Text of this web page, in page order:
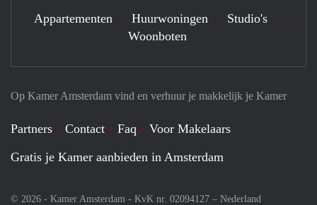
Op Kamer Amsterdam vind en verhuur je makkelijk je Kamer
Partners Contact Faq
Voor Makelaars
Gratis je Kamer aanbieden in Amsterdam
© 2026 - Kamer Amsterdam - KvK nr. 02094127 – Nederland
Appartementen Huurwoningen
Studio's
Woonboten